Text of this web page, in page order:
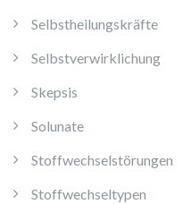
Selbstheilungskräfte
Selbstverwirklichung
Skepsis
Solunate
Stoffwechselstörungen
Stoffwechseltypen